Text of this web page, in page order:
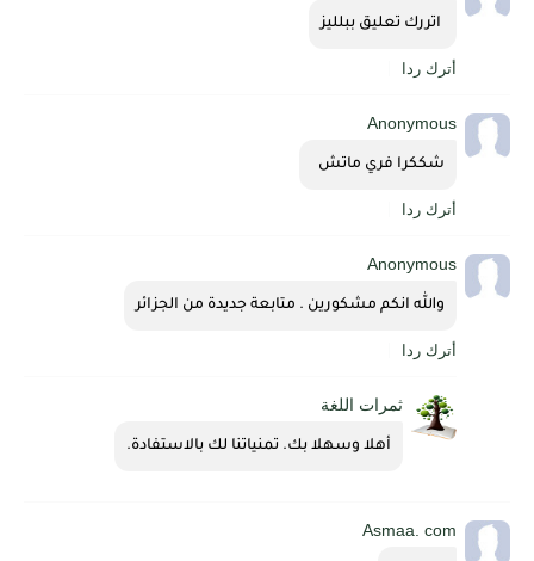
أترك ردا
Anonymous
شككرا فري ماتش
أترك ردا
Anonymous
والله انكم مشكورين . متابعة جديدة من الجزائر
أترك ردا
ثمرات اللغة
أهلا وسهلا بك. تمنياتنا لك بالاستفادة.
Asmaa. com